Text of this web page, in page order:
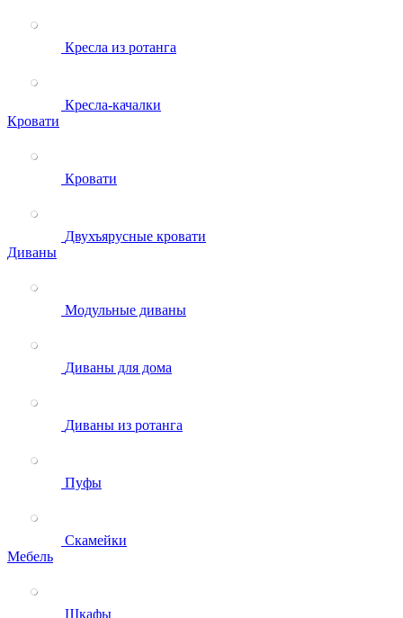
Кресла из ротанга
Кресла-качалки
Кровати
Кровати
Двухъярусные кровати
Диваны
Модульные диваны
Диваны для дома
Диваны из ротанга
Пуфы
Скамейки
Мебель
Шкафы